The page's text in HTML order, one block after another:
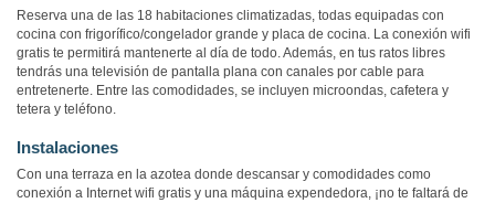
Reserva una de las 18 habitaciones climatizadas, todas equipadas con
cocina con frigorífico/congelador grande y placa de cocina. La conexión wifi
gratis te permitirá mantenerte al día de todo. Además, en tus ratos libres
tendrás una televisión de pantalla plana con canales por cable para
entretenerte. Entre las comodidades, se incluyen microondas, cafetera y
tetera y teléfono.
Instalaciones
Con una terraza en la azotea donde descansar y comodidades como
conexión a Internet wifi gratis y una máquina expendedora, ¡no te faltará de